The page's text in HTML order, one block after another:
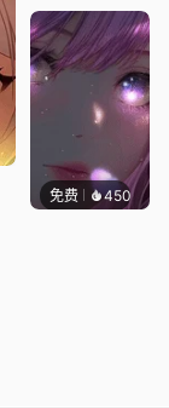
免费 450辰东